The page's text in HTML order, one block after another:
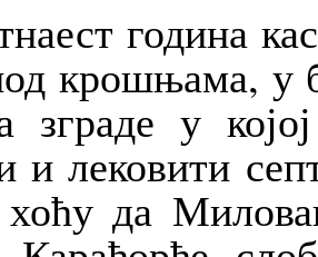
година
крошњама, у
зграде у
и лековити
да